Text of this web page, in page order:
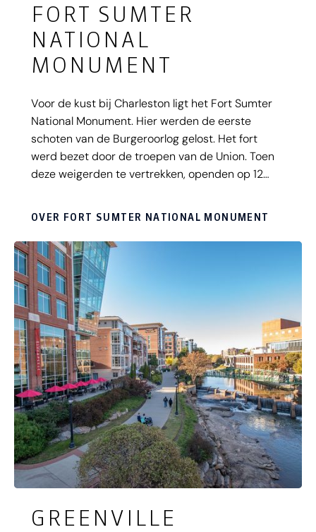
FORT SUMTER
NATIONAL
MONUMENT
Voor de kust bij Charleston ligt het Fort Sumter
National Monument. Hier werden de eerste
schoten van de Burgeroorlog gelost. Het fort
werd bezet door de troepen van de Union. Toen
deze weigerden te vertrekken, openden op 12
tijdens je bezoek aan het Fort Sumer National
Monument.
OVER FORT SUMTER NATIONAL MONUMENT
GREENVILLE